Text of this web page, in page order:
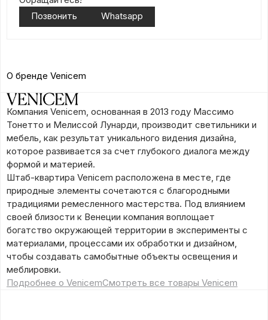
Позвонить
Whatsapp
О бренде Venicem
Компания Venicem, основанная в 2013 году Массимо
Тонетто и Мелиссой Лунарди, производит светильники и
мебель, как результат уникального видения дизайна,
которое развивается за счет глубокого диалога между
формой и материей.
Штаб-квартира Venicem расположена в месте, где
природные элементы сочетаются с благородными
традициями ремесленного мастерства. Под влиянием
своей близости к Венеции компания воплощает
богатство окружающей территории в эксперименты с
материалами, процессами их обработки и дизайном,
чтобы создавать самобытные объекты освещения и
меблировки.
Подробнее о VenicemСмотреть все товары Venicem